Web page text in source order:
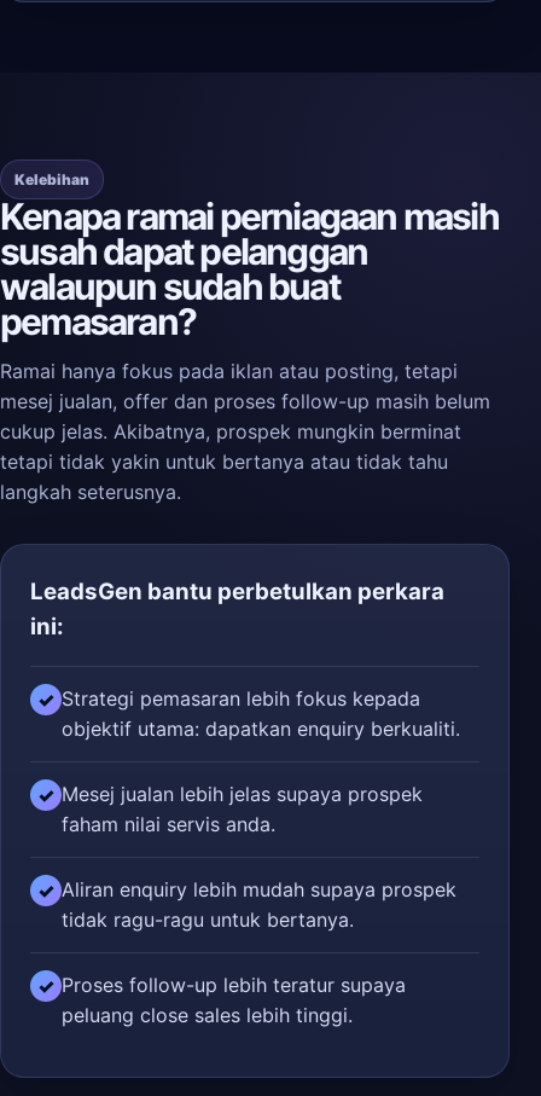
Kelebihan
Kenapa ramai perniagaan masih
susah dapat pelanggan
walaupun sudah buat
pemasaran?
Ramai hanya fokus pada iklan atau posting, tetapi
mesej jualan, offer dan proses follow-up masih belum
cukup jelas. Akibatnya, prospek mungkin berminat
tetapi tidak yakin untuk bertanya atau tidak tahu
langkah seterusnya.
LeadsGen bantu perbetulkan perkara
ini:
✓ Strategi pemasaran lebih fokus kepada
objektif utama: dapatkan enquiry berkualiti.
✓ Mesej jualan lebih jelas supaya prospek
faham nilai servis anda.
✓ Aliran enquiry lebih mudah supaya prospek
tidak ragu-ragu untuk bertanya.
✓ Proses follow-up lebih teratur supaya
peluang close sales lebih tinggi.